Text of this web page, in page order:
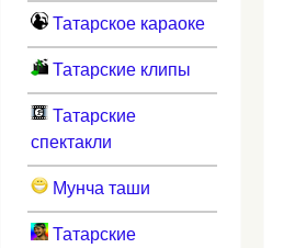
Татарское караоке
Татарские клипы
Татарские
спектакли
Мунча таши
Татарские